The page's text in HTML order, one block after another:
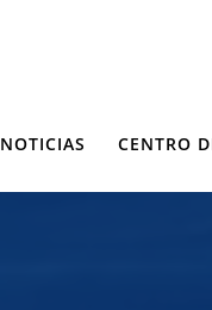
NOTICIAS CENTRO